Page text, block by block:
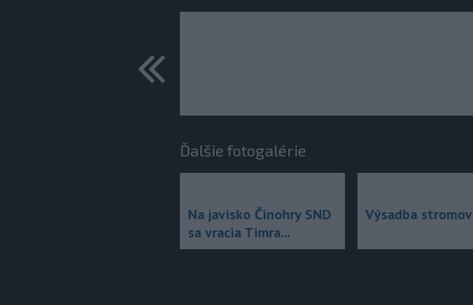
predchádzajúce
Ďalšie fotogalérie
Na javisko Činohry SND
sa vracia Timra...
Výsadba stromov